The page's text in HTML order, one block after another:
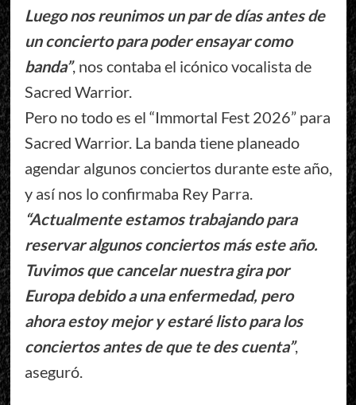
Luego nos reunimos un par de días antes de
un concierto para poder ensayar como
banda”, nos contaba el icónico vocalista de
Sacred Warrior.
Pero no todo es el “Immortal Fest 2026” para
Sacred Warrior. La banda tiene planeado
agendar algunos conciertos durante este año,
y así nos lo confirmaba Rey Parra.
“Actualmente estamos trabajando para
reservar algunos conciertos más este año.
Tuvimos que cancelar nuestra gira por
Europa debido a una enfermedad, pero
ahora estoy mejor y estaré listo para los
conciertos antes de que te des cuenta”,
aseguró.